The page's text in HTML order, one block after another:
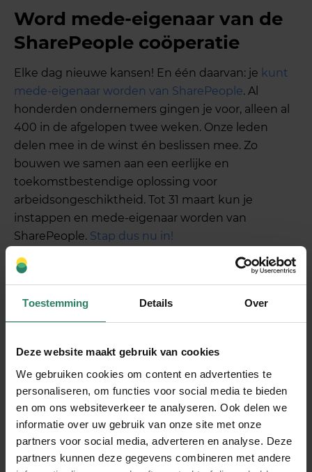
Toestemming Details Over
Deze website maakt gebruik van cookies
We gebruiken cookies om content en advertenties te
personaliseren, om functies voor social media te bieden
en om ons websiteverkeer te analyseren. Ook delen we
informatie over uw gebruik van onze site met onze
partners voor social media, adverteren en analyse. Deze
partners kunnen deze gegevens combineren met andere
Word mede-eigenaar van de
SharePeople coöperatie
Elke dag nieuwe kansen! En één daarvan: je kunt
mede-eigenaar worden van SharePeople. Al
honderden ondernemers gingen je voor, alleen al
400 in de afgelopen twee weken. Onze leden
delen mee in de winst én beslissen mee. Zo
bouwen we samen aan een eerlijke en
toekomstbestendige oplossing voor
arbeidsongeschiktheid. Tot 31 maart kun je
instappen en mede-eigenaar worden van
SharePeople. Stap dus nu in!
Blauwe envelop op de mat?
Maak je belastingaangifte
Niemand wordt blij van die blauwe envelop, maar
de IB-aangifte 2024 komt eraan. Slim
gebruikmaken van aftrekposten? Check.
Voorkomen dat je te veel betaalt? Check. In dit
artikel lees je wat je moet weten én hoe je
voorkomt dat de Belastingdienst later aanklopt.